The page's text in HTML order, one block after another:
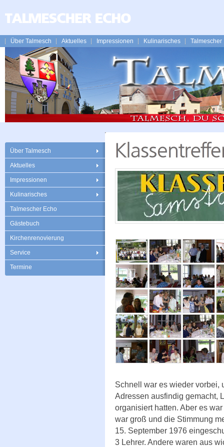
Über Talmesch Aktuelles Impressionen Kulinarisches Talmescher
Über Talmesch
Aktuelles
Impressionen
Kulinarisches
Talmescher Echo
Gästebuch
Kirchenrenovierung
Service
Termine
Schnell war es wieder vorbei,
Adressen ausfindig gemacht,
organisiert hatten. Aber es
war groß und die Stimmung
15. September 1976
3 Lehrer. Andere waren aus